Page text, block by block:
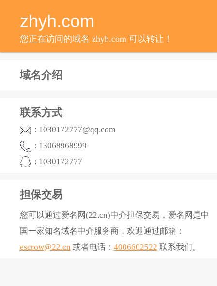
zhyh.com
您正在访问的域名 zhyh.com 可以转让！
域名介绍
联系方式
: 1030172777@qq.com
: 13068968999
: 1030172777
担保交易
您可以通过爱名网(22.cn)中介担保交易，爱名网是中
国一家知名域名中介服务商，欢迎通过邮箱：
escrow@22.cn 或者电话： 4006602522 联系我们。